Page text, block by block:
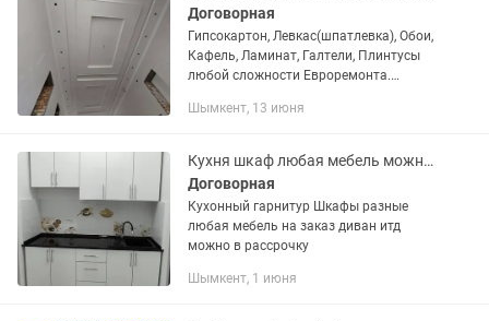
Договорная
Гипсокартон, Левкас(шпатлевка), Обои,
Кафель, Ламинат, Галтели, Плинтусы
любой сложности Евроремонта.
аккуратно и качественно. До ключа,
Шымкент, 13 июня
Кухня шкаф любая мебель можно в рассрочку, цены разные. плотник мебельщик
Договорная
Кухонный гарнитур Шкафы разные
любая мебель на заказ диван итд
можно в рассрочку
Шымкент, 1 июня